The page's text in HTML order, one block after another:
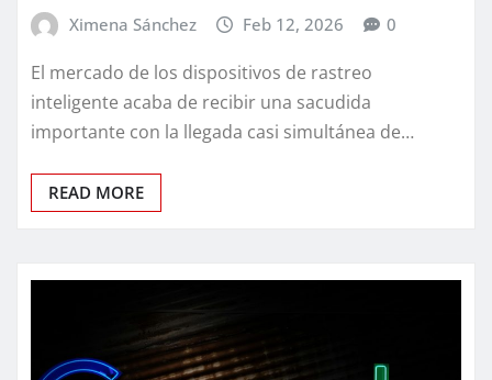
Ximena Sánchez Feb 12, 2026 0
El mercado de los dispositivos de rastreo
inteligente acaba de recibir una sacudida
importante con la llegada casi simultánea de…
READ MORE